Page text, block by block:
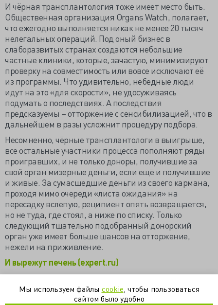
И чёрная трансплантология тоже имеет место быть.
Общественная организация Organs Watch, полагает,
что ежегодно выполняется никак не менее 20 тысяч
нелегальных операций. Под оный бизнес в
слаборазвитых странах создаются небольшие
частные клиники, которые, зачастую, минимизируют
проверку на совместимость или вовсе исключают её
из программы. Что удивительно, небедные люди
идут на это «для скорости», не удосуживаясь
подумать о последствиях. А последствия
предсказуемы – отторжение с сенсибилизацией, что в
дальнейшем в разы усложнит процедуру подбора.
Несомненно, чёрные трансплантологи в выигрыше,
все остальные участники процесса пополняют ряды
проигравших, и не только доноры, получившие за
свой орган мизерные деньги, если ещё и получившие
и живые. За сумасшедшие деньги из своего кармана,
проходя мимо очереди «листа ожидания» на
пересадку вслепую, реципиент опять возвращается,
но не туда, где стоял, а ниже по списку. Только
следующий тщательно подобранный донорский
орган уже имеет больше шансов на отторжение,
нежели на приживление.
И вырежут печень (expert.ru)
Подпольные трансплантации почек в Индии
(health.mail.ru)
Мы используем файлы cookie , чтобы пользоваться
сайтом было удобно